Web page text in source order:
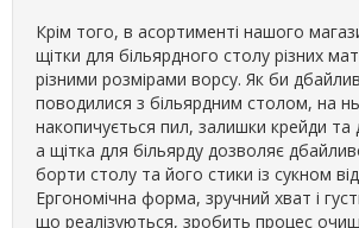
Крім того, в асортименті нашого
щітки для більярдного столу різних
різними розмірами ворсу. Як би
поводилися з більярдним столом, на
накопичується пил, залишки крейди та
а щітка для більярду дозволяє
борти столу та його стики із сукном
Ергономічна форма, зручний хват і
що реалізуються, зробить процес